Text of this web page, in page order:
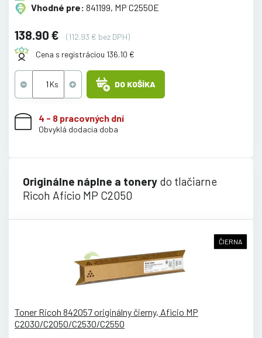
Vhodné pre: 841199, MP C2550E
138.90 €
(112.93 € bez DPH)
Cena s registráciou 136.10 €
DO KOŠÍKA
4 - 8 pracovných dní
Obvyklá dodacia doba
Originálne náplne a tonery do tlačiarne
Ricoh Aficio MP C2050
ČIERNA
Toner Ricoh 842057 originálny čierny, Aficio MP
C2030/C2050/C2530/C2550